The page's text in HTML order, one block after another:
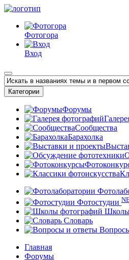
Фотогора
Вход
Категории
Форумы
Сообщества
Барахолка
Фотостудии
Школы
Словарь
Главная
Форумы